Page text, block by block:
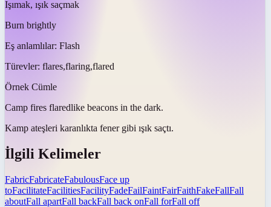
Işımak, ışık saçmak
Burn brightly
Eş anlamlılar: Flash
Türevler: flares,flaring,flared
Örnek Cümle
Camp fires flaredlike beacons in the dark.
Kamp ateşleri karanlıkta fener gibi ışık saçtı.
İlgili Kelimeler
FabricFabricateFabulousFace up
toFacilitateFacilitiesFacilityFadeFailFaintFairFaithFakeFallFall
aboutFall apartFall backFall back onFall forFall off